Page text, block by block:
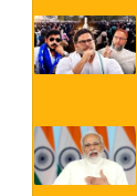
News
Live
News in
Hindi
अंतर्राष्ट्रीय
बिज़नेस
जगत
विशेषज्ञ